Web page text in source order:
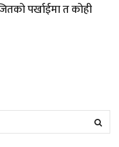
पर्खाईमा त कोही